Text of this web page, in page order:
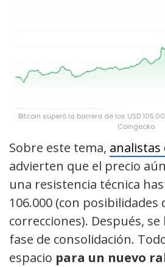
Bitcoin superó la barrera de los USD
Coingecko.
Sobre este tema, analistas
advierten que el precio
una resistencia técnica
106.000 (con posibilidades
correcciones). Después,
fase de consolidación.
espacio para un nuevo